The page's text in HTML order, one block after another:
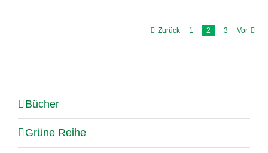
Zurück 1 2 3 Vor
Bücher
Grüne Reihe